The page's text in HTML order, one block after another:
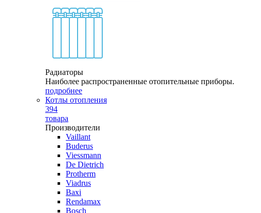
Радиаторы
Наиболее распространенные отопительные приборы.
подробнее
Котлы отопления
394
товара
Производители
Vaillant
Buderus
Viessmann
De Dietrich
Protherm
Viadrus
Baxi
Rendamax
Bosch